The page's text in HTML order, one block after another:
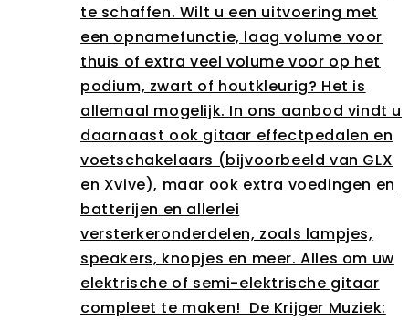
te schaffen. Wilt u een uitvoering met
een opnamefunctie, laag volume voor
thuis of extra veel volume voor op het
podium, zwart of houtkleurig? Het is
allemaal mogelijk. In ons aanbod vindt u
daarnaast ook gitaar effectpedalen en
voetschakelaars (bijvoorbeeld van GLX
en Xvive), maar ook extra voedingen en
batterijen en allerlei
versterkeronderdelen, zoals lampjes,
speakers, knopjes en meer. Alles om uw
elektrische of semi-elektrische gitaar
compleet te maken! De Krijger Muziek: